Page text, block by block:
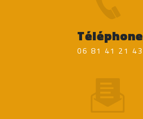
Téléphone
06 81 41 21 43